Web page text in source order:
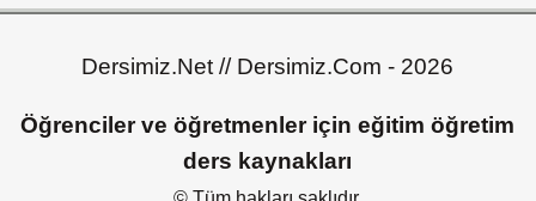
Dersimiz.Net // Dersimiz.Com - 2026
Öğrenciler ve öğretmenler için eğitim öğretim
ders kaynakları